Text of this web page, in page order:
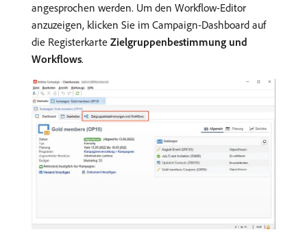
angesprochen werden. Um den Workflow-Editor
anzuzeigen, klicken Sie im Campaign-Dashboard auf
die Registerkarte Zielgruppenbestimmung und
Workflows.